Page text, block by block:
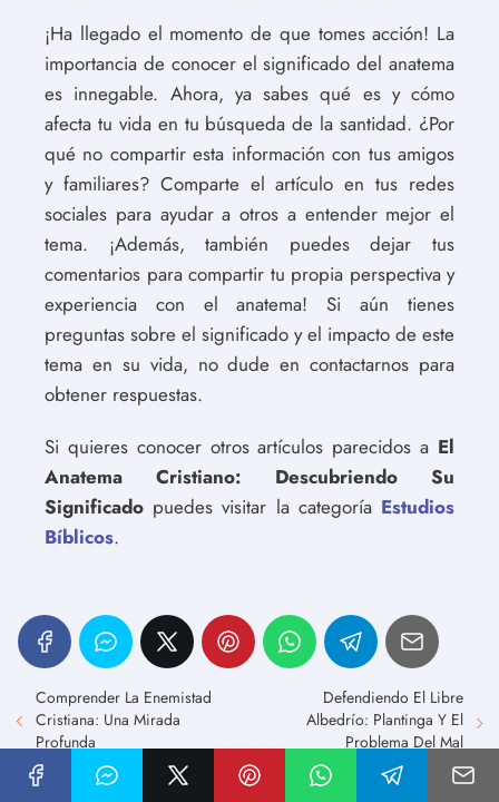
¡Ha llegado el momento de que tomes acción! La
importancia de conocer el significado del anatema
es innegable. Ahora, ya sabes qué es y cómo
afecta tu vida en tu búsqueda de la santidad. ¿Por
qué no compartir esta información con tus amigos
y familiares? Comparte el artículo en tus redes
sociales para ayudar a otros a entender mejor el
tema. ¡Además, también puedes dejar tus
comentarios para compartir tu propia perspectiva y
experiencia con el anatema! Si aún tienes
preguntas sobre el significado y el impacto de este
tema en su vida, no dude en contactarnos para
obtener respuestas.
Si quieres conocer otros artículos parecidos a El
Anatema Cristiano: Descubriendo Su
Significado puedes visitar la categoría Estudios
Bíblicos.
Comprender La Enemistad
Cristiana: Una Mirada
Profunda
Defendiendo El Libre
Albedrío: Plantinga Y El
Problema Del Mal